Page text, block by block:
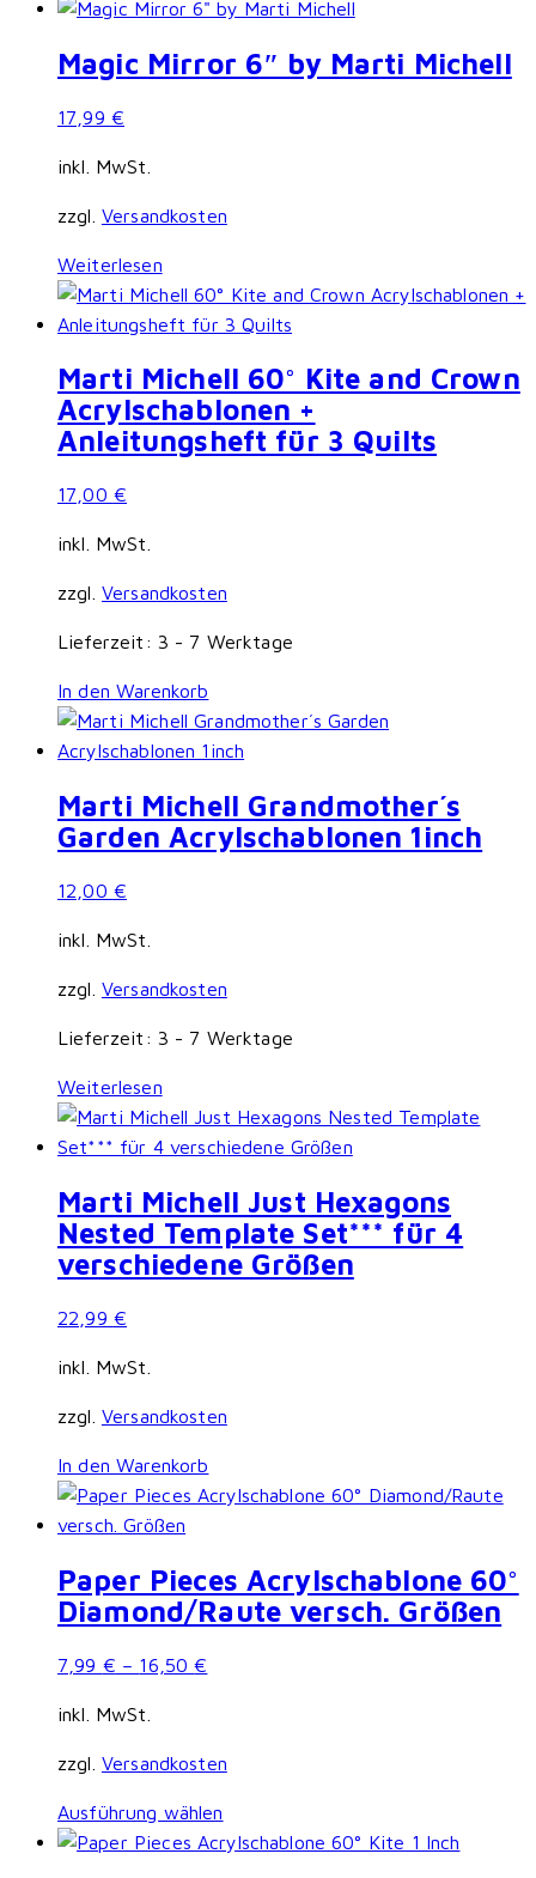
Magic Mirror 6″ by Marti Michell
17,99 €
inkl. MwSt.
zzgl. Versandkosten
Weiterlesen
Marti Michell 60° Kite and Crown
Acrylschablonen +
Anleitungsheft für 3 Quilts
17,00 €
inkl. MwSt.
zzgl. Versandkosten
Lieferzeit: 3 - 7 Werktage
In den Warenkorb
Marti Michell Grandmother´s
Garden Acrylschablonen 1inch
12,00 €
inkl. MwSt.
zzgl. Versandkosten
Lieferzeit: 3 - 7 Werktage
Weiterlesen
Marti Michell Just Hexagons
Nested Template Set*** für 4
verschiedene Größen
22,99 €
inkl. MwSt.
zzgl. Versandkosten
In den Warenkorb
Paper Pieces Acrylschablone 60°
Diamond/Raute versch. Größen
7,99 € – 16,50€
inkl. MwSt.
zzgl. Versandkosten
Ausführung wählen
Produkt